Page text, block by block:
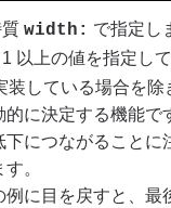
width: で指定し
1 以上の値を指定し
装している場合を
に決定する機能
につながること
。
に目を戻すと、最